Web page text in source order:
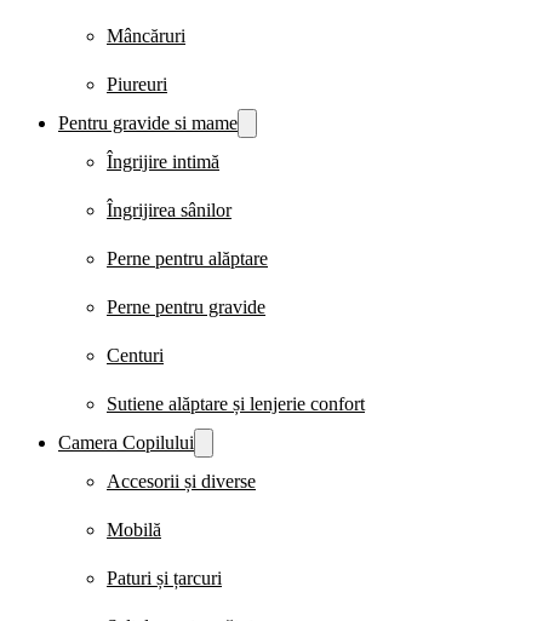
Mâncăruri
Piureuri
Pentru gravide si mame
Îngrijire intimă
Îngrijirea sânilor
Perne pentru alăptare
Perne pentru gravide
Centuri
Sutiene alăptare și lenjerie confort
Camera Copilului
Accesorii și diverse
Mobilă
Paturi și țarcuri